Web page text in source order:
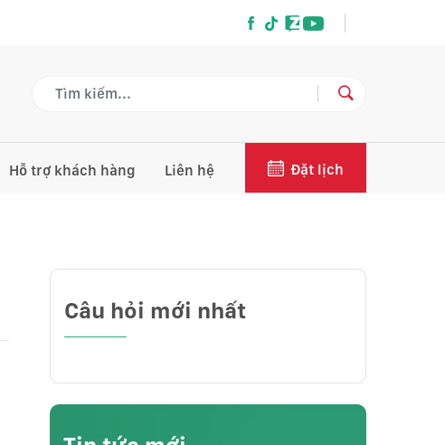
Hỗ trợ khách hàng Liên hệ Đặt lịch
Câu hỏi mới nhất